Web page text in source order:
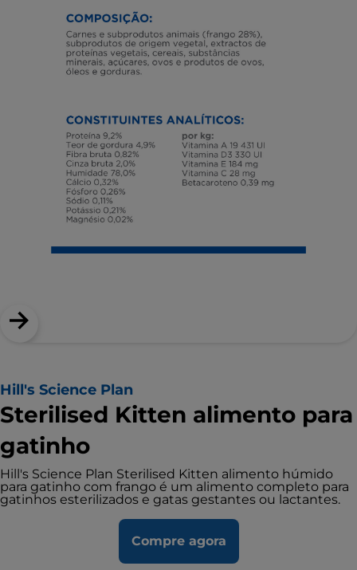
Hill's Science Plan
Sterilised Kitten alimento para
gatinho
Hill's Science Plan Sterilised Kitten alimento húmido
para gatinho com frango é um alimento completo para
gatinhos esterilizados e gatas gestantes ou lactantes.
Compre agora